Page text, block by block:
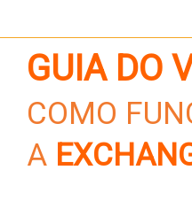
GUIA DO
COMO
A